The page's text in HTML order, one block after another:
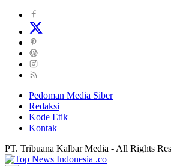
Pedoman Media Siber
Redaksi
Kode Etik
Kontak
PT. Tribuana Kalbar Media - All Rights